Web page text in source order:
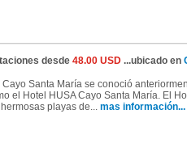
desde 48.00 USD...ubicado en
Cayo Santa María se conoció
el Hotel HUSA Cayo Santa María. El
playas de... mas información...